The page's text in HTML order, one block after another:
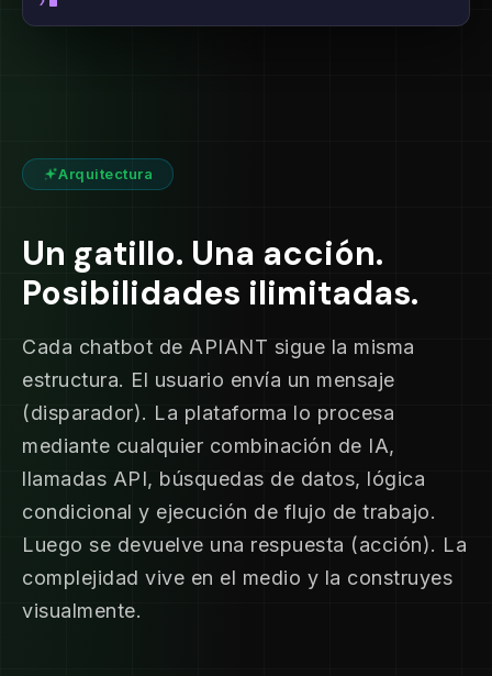
Arquitectura
Un gatillo. Una acción.
Posibilidades ilimitadas.
Cada chatbot de APIANT sigue la misma
estructura. El usuario envía un mensaje
(disparador). La plataforma lo procesa
mediante cualquier combinación de IA,
llamadas API, búsquedas de datos, lógica
condicional y ejecución de flujo de trabajo.
Luego se devuelve una respuesta (acción). La
complejidad vive en el medio y la construyes
visualmente.